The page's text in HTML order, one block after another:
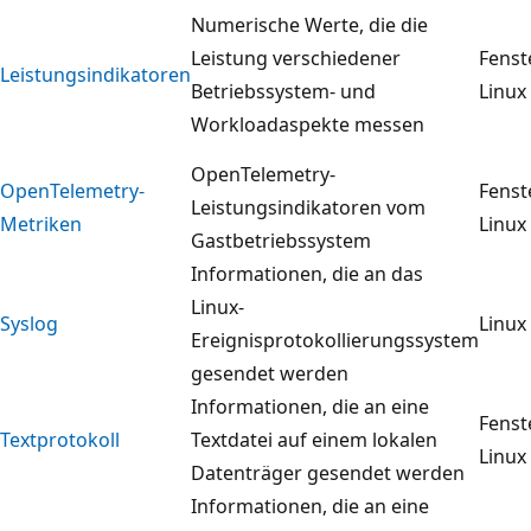
Leistungsindikatoren
Numerische Werte, die die
Leistung verschiedener
Betriebssystem- und
Workloadaspekte messen
Linux
OpenTelemetry-
Metriken
OpenTelemetry-
Leistungsindikatoren vom
Gastbetriebssystem
Linux
Syslog
Informationen, die an das
Linux-
Ereignisprotokollierungssystem
gesendet werden
Linux
Textprotokoll
Informationen, die an eine
Textdatei auf einem lokalen
Datenträger gesendet werden
Linux
Informationen, die an eine